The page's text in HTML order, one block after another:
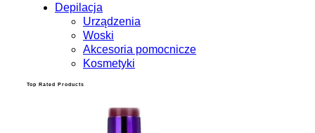
Depilacja
Urządzenia
Woski
Akcesoria pomocnicze
Kosmetyki
Top Rated Products